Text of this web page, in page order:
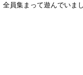
員集まって遊んでいまし